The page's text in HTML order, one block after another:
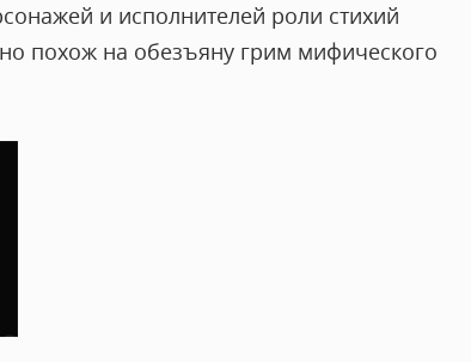
и исполнителей роли стихий
похож на обезъяну грим мифического